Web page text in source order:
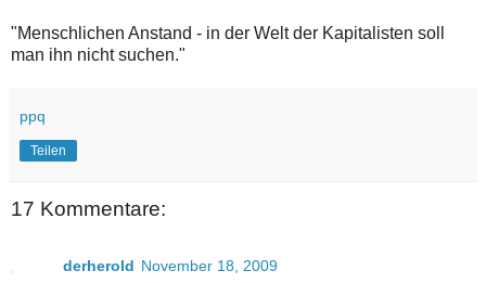
"Menschlichen Anstand - in der Welt der Kapitalisten soll
man ihn nicht suchen."
ppq
Teilen
17 Kommentare:
derherold November 18, 2009